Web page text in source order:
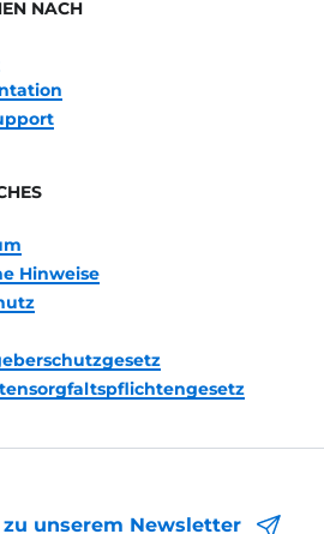
NACH
Hinweise
unserem Newsletter